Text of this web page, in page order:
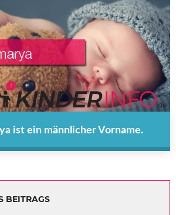
ist ein männlicher Vorname.
BEITRAGS